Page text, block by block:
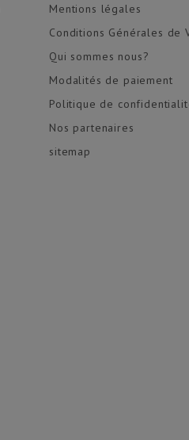
Mentions légales
Conditions Générales de
Qui sommes nous?
Modalités de paiement
Politique de
Nos partenaires
sitemap